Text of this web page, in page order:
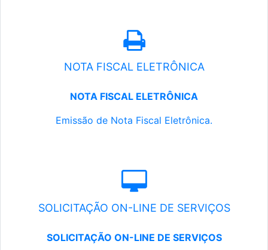
NOTA FISCAL ELETRÔNICA
NOTA FISCAL ELETRÔNICA
Emissão de Nota Fiscal Eletrônica.
SOLICITAÇÃO ON-LINE DE SERVIÇOS
SOLICITAÇÃO ON-LINE DE SERVIÇOS